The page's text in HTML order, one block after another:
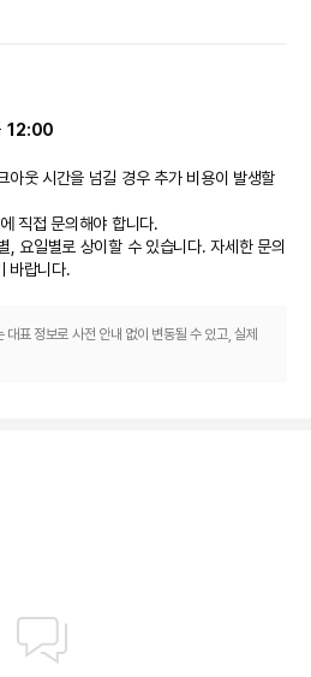
다. 상하이에서의 행사를 계획하시나요? 이
다. 시설 내에서 셀프 주차(요금 별도) 이용
12:00
아웃 시간을 넘길 경우 추가 비용이 발생할
직접 문의해야 합니다.
, 요일별로 상이할 수 있습니다. 자세한 문의
바랍니다.
표 정보로 사전 안내 없이 변동될 수 있고, 실제